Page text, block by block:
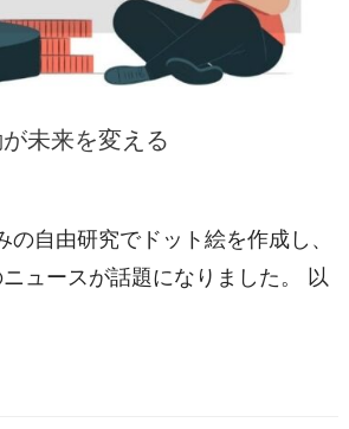
未来を変える
自由研究でドット絵を作成し、
ュースが話題になりました。 以